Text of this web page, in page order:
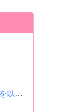
入学者選抜に関する情報を以下に掲載しました。(2026.8.4) ■令和...